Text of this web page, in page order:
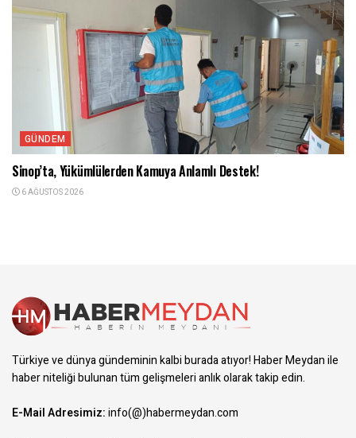
GÜNDEM
Sinop’ta, Yükümlülerden Kamuya Anlamlı Destek!
6 AĞUSTOS 2026
Türkiye ve dünya gündeminin kalbi burada atıyor! Haber Meydan ile
haber niteliği bulunan tüm gelişmeleri anlık olarak takip edin.
E-Mail Adresimiz:info(@)habermeydan.com